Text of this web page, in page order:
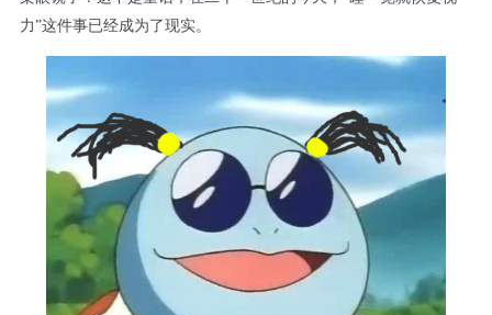
力”这件事已经成为了现实。